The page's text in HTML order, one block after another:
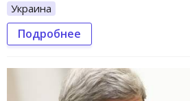
Украина
Подробнее